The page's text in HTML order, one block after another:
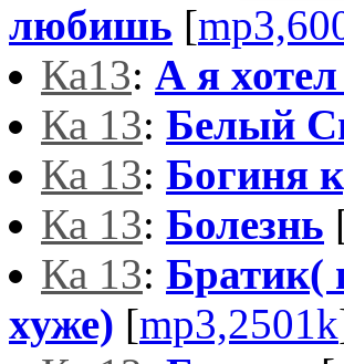
любишь [
Ка13: А я
Ка 13: Белый
Ка 13: Богиня
Ка 13: Болезнь
Ка 13: Братик(
хуже) [mp3,2501k